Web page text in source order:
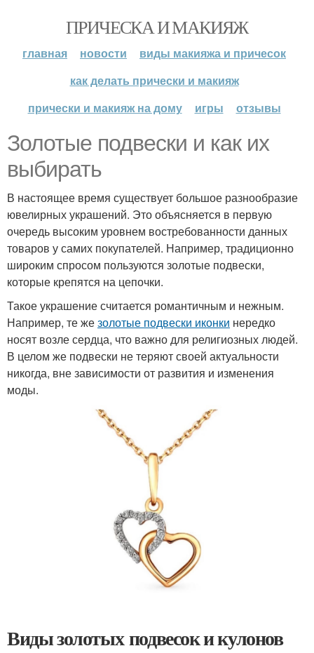
ПРИЧЕСКА И МАКИЯЖ
главная новости
виды макияжа и причесок
как делать прически и макияж
прически и макияж на дому
игры отзывы
Золотые подвески и как их
выбирать
В настоящее время существует большое разнообразие
ювелирных украшений. Это объясняется в первую
очередь высоким уровнем востребованности данных
товаров у самих покупателей. Например, традиционно
широким спросом пользуются золотые подвески,
которые крепятся на цепочки.
Такое украшение считается романтичным и нежным.
Например, те жезолотые подвески иконки нередко
носят возле сердца, что важно для религиозных людей.
В целом же подвески не теряют своей актуальности
никогда, вне зависимости от развития и изменения
моды.
Виды золотых подвесок и кулонов